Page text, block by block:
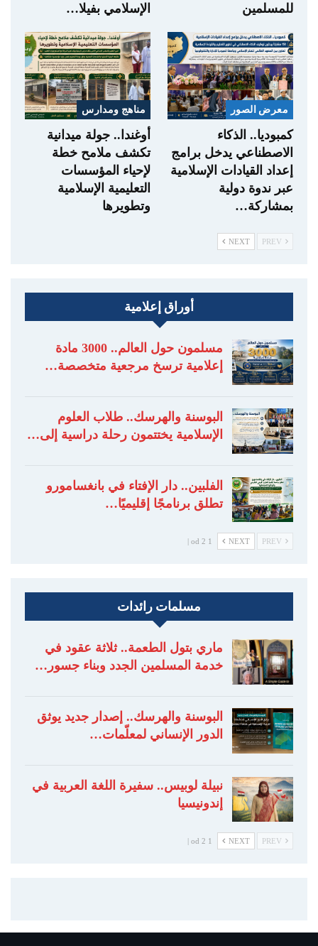
للمسلمين
الإسلامي بفيلا…
معرض الصور
كمبوديا.. الذكاء
الاصطناعي يدخل برامج
إعداد القيادات الإسلامية
عبر ندوة دولية
بمشاركة…
مناهج ومدارس
أوغندا.. جولة ميدانية
تكشف ملامح خطة
لإحياء المؤسسات
التعليمية الإسلامية
وتطويرها
NEXT
أوراق إعلامية
مسلمون حول العالم.. 3000 مادة
إعلامية ترسخ مرجعية متخصصة…
البوسنة والهرسك.. طلاب العلوم
الإسلامية يختتمون رحلة دراسية إلى…
الفلبين.. دار الإفتاء في بانغسامورو
تطلق برنامجًا إقليميًا…
NEXT
1 od 2 |
مسلمات رائدات
ماري بتول الطعمة.. ثلاثة عقود في
خدمة المسلمين الجدد وبناء جسور…
البوسنة والهرسك.. إصدار جديد يوثق
الدور الإنساني لمعلّمات…
نبيلة لوبيس.. سفيرة اللغة العربية في
إندونيسيا
NEXT
1 od 2 |